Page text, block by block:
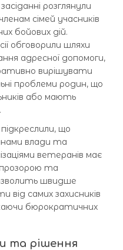
розглянули
сімей учасників
бойових дій.
обговорили шляхи
адресної допомоги,
вирішувати
проблеми родин, що
або мають
що
влади та
ветеранів має
та
швидше
від самих захисників
бюрократичних
та рішення